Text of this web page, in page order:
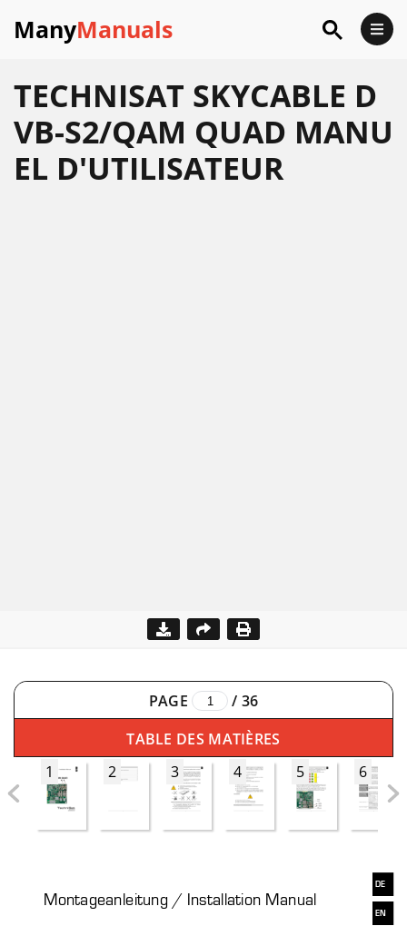
ManyManuals
TECHNISAT SKYCABLE D
VB-S2/QAM QUAD MANU
EL D'UTILISATEUR
PAGE / 36
TABLE DES MATIÈRES
1
2 3 4 5 6
DE
EN
Montageanleitung / Installation Manual